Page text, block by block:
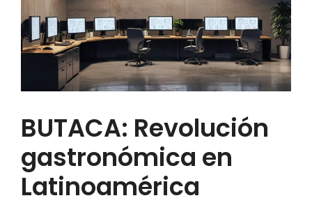
BUTACA: Revolución
gastronómica en
Latinoamérica